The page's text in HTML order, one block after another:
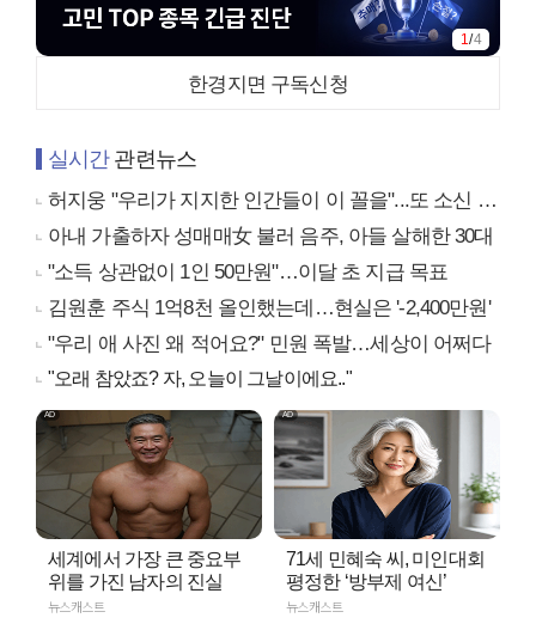
1/4
한경지면 구독신청
실시간관련뉴스
허지웅 "우리가 지지한 인간들이 이 꼴을"...또 소신 발언
아내 가출하자 성매매女 불러 음주, 아들 살해한 30대
"소득 상관없이 1인 50만원"…이달 초 지급 목표
김원훈 주식 1억8천 올인했는데…현실은 '-2,400만원'
"우리 애 사진 왜 적어요?" 민원 폭발…세상이 어쩌다
"오래 참았죠? 자, 오늘이 그날이에요.."
세계에서 가장 큰 중요부
위를 가진 남자의 진실
뉴스캐스트
71세 민혜숙 씨, 미인대회
평정한 ‘방부제 여신’
뉴스캐스트